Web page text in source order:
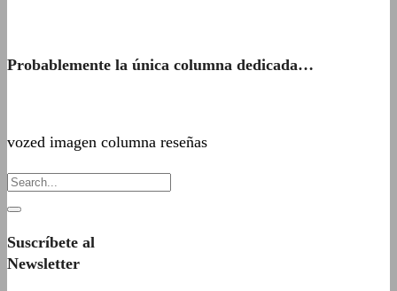
Probablemente la única columna dedicada…
vozed imagen columna reseñas
Suscríbete al
Newsletter